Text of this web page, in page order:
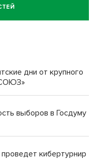
за смерть
дни от крупного
выборов в Госдуму
кибертурнир